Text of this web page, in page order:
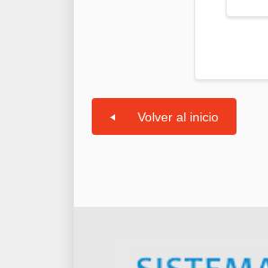
Volver al inicio